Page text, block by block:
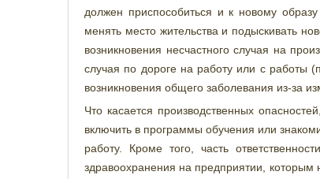
должен приспособиться и к новому
менять место жительства и подыскивать
возникновения несчастного случая на
случая по дороге на работу или с работы
возникновения общего заболевания из-за
Что касается производственных
включить в программы обучения или
работу. Кроме того, часть
здравоохранения на предприятии, которым